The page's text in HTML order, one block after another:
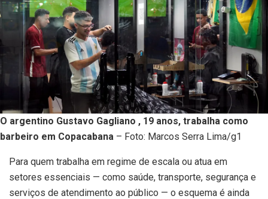
O argentino Gustavo Gagliano , 19 anos, trabalha como
barbeiro em Copacabana – Foto: Marcos Serra Lima/g1
Para quem trabalha em regime de escala ou atua em
setores essenciais — como saúde, transporte, segurança e
serviços de atendimento ao público — o esquema é ainda